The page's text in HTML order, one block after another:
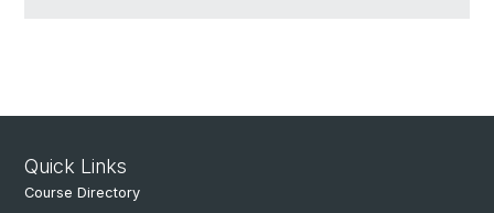
Quick Links
Course Directory